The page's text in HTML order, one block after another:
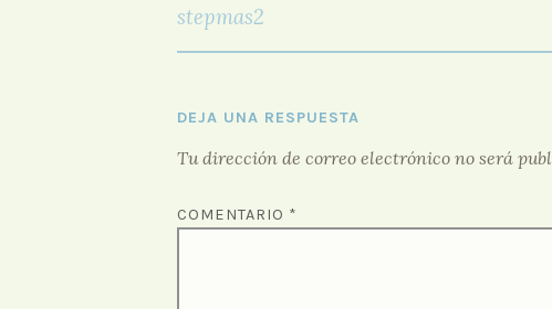
DE
ENTRADAS
stepmas2
DEJA UNA RESPUESTA
Tu dirección de correo electrónico no será
COMENTARIO *